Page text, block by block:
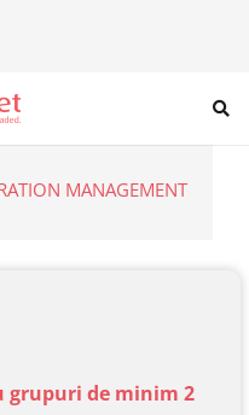
autocomplete results
MANAGEMENT
grupuri de minim 2